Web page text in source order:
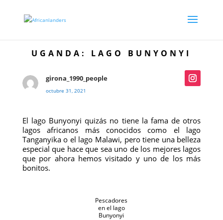
UGANDA: LAGO BUNYONYI
girona_1990_people
octubre 31, 2021
El lago Bunyonyi quizás no tiene la fama de otros
lagos africanos más conocidos como el lago
Tanganyika o el lago Malawi, pero tiene una belleza
especial que hace que sea uno de los mejores lagos
que por ahora hemos visitado y uno de los más
bonitos.
Pescadores
en el lago
Bunyonyi